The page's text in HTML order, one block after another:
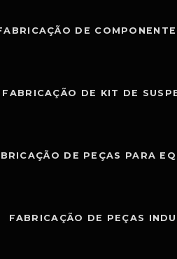
DE
FABRICAÇÃO DE KIT DE
DE PEÇAS PARA
FABRICAÇÃO DE PEÇAS